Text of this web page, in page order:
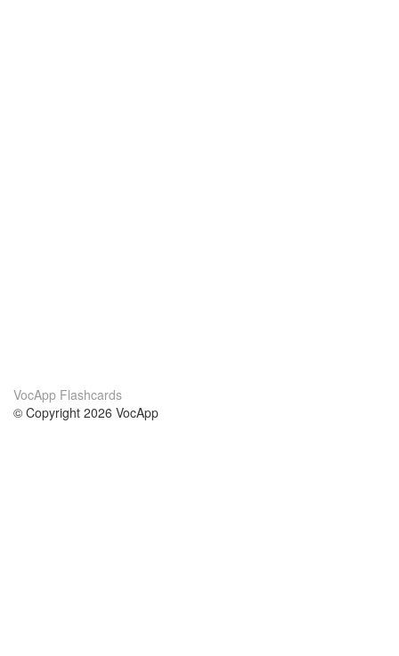
VocApp Flashcards
© Copyright 2026 VocApp